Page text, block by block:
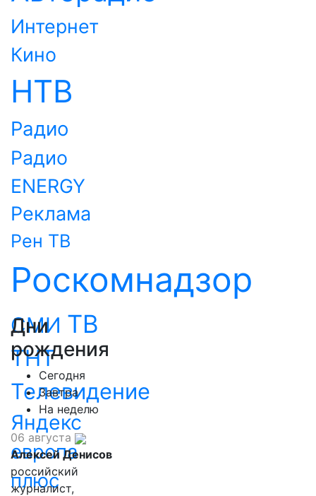
Интернет
Кино
НТВ
Радио
Радио
ENERGY
Реклама
Рен ТВ
Роскомнадзор
СМИ ТВ
ТНТ
Телевидение
Яндекс
европа
плюс
Дни
рождения
Сегодня
Завтра
На неделю
06 августа
Алексей Денисов
российский
журналист,